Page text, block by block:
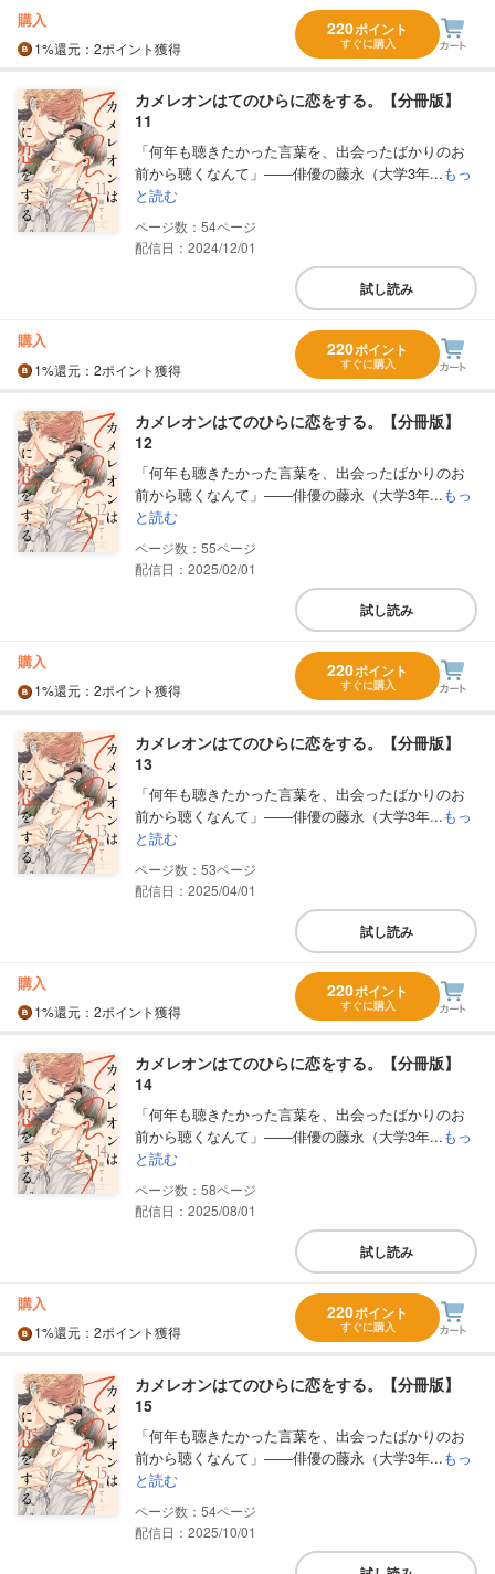
購入
1%還元 ：2ポイント獲得
220ポイント
すぐに購入
カメレオンはてのひらに恋をする。【分冊版】
11
「何年も聴きたかった言葉を、出会ったばかりのお
前から聴くなんて」――俳優の藤永（大学3年...もっ
と読む
54
配信日：2024/12/01
試し読み
購入
1%還元 ：2ポイント獲得
220ポイント
すぐに購入
カメレオンはてのひらに恋をする。【分冊版】
12
「何年も聴きたかった言葉を、出会ったばかりのお
前から聴くなんて」――俳優の藤永（大学3年...もっ
と読む
55
配信日：2025/02/01
試し読み
購入
1%還元 ：2ポイント獲得
220ポイント
すぐに購入
カメレオンはてのひらに恋をする。【分冊版】
13
「何年も聴きたかった言葉を、出会ったばかりのお
前から聴くなんて」――俳優の藤永（大学3年...もっ
と読む
53
配信日：2025/04/01
試し読み
購入
1%還元 ：2ポイント獲得
220ポイント
すぐに購入
カメレオンはてのひらに恋をする。【分冊版】
14
「何年も聴きたかった言葉を、出会ったばかりのお
前から聴くなんて」――俳優の藤永（大学3年...もっ
と読む
58
配信日：2025/08/01
試し読み
購入
1%還元 ：2ポイント獲得
220ポイント
すぐに購入
カメレオンはてのひらに恋をする。【分冊版】
15
「何年も聴きたかった言葉を、出会ったばかりのお
前から聴くなんて」――俳優の藤永（大学3年...もっ
と読む
54
配信日：2025/10/01